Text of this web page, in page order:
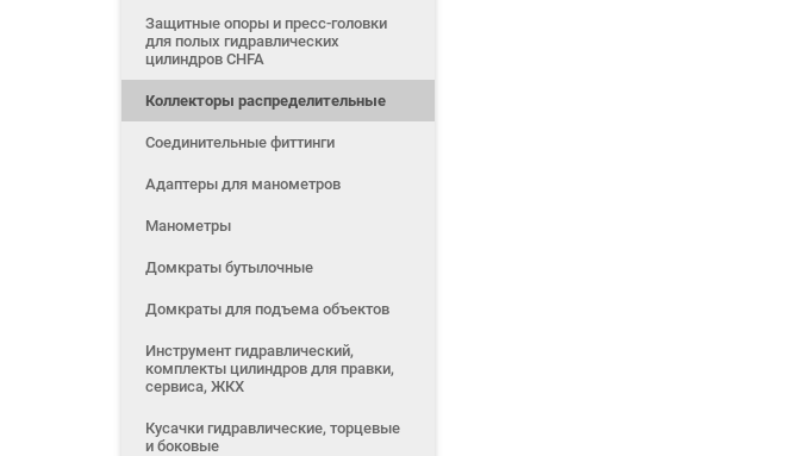
Защитные опоры и пресс-головки
для полых гидравлических
цилиндров CHFA
Коллекторы распределительные
Соединительные фиттинги
Адаптеры для манометров
Манометры
Домкраты бутылочные
Домкраты для подъема объектов
Инструмент гидравлический,
комплекты цилиндров для правки,
сервиса, ЖКХ
Кусачки гидравлические, торцевые
и боковые